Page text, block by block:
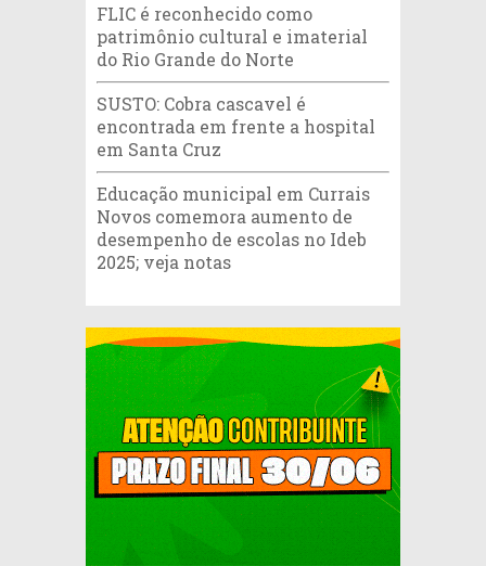
FLIC é reconhecido como
patrimônio cultural e imaterial
do Rio Grande do Norte
SUSTO: Cobra cascavel é
encontrada em frente a hospital
em Santa Cruz
Educação municipal em Currais
Novos comemora aumento de
desempenho de escolas no Ideb
2025; veja notas